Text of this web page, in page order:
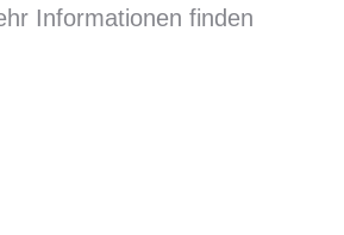
Informationen finden